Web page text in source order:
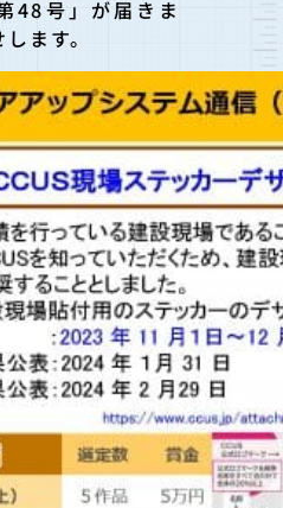
48号」が届きま
ます。